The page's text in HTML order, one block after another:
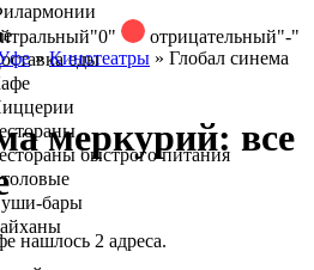
еды
быстрого питания
бары
"0" отрицательный"-"
»Кинотеатры » Глобал синема
меркурий: все
нашлось 2 адреса.